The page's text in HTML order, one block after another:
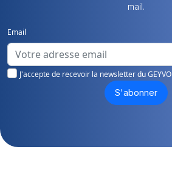
mail.
Email
J'accepte de recevoir la newsletter du GEYVO
S'abonner